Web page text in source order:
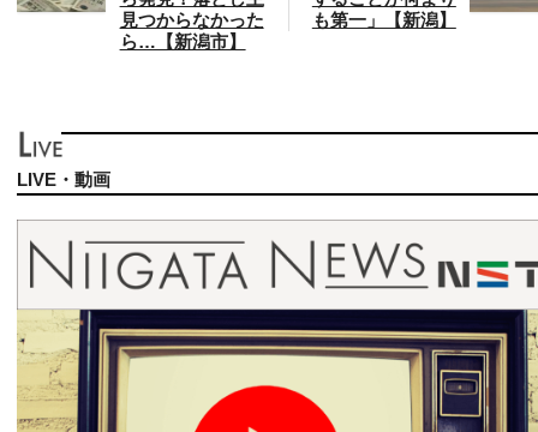
見つからなかった
ら…【新潟市】
も第一」【新潟】
LIVE・動画